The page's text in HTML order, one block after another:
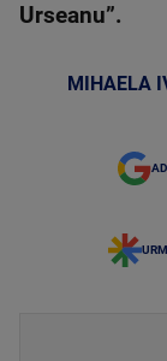
Urseanu”.
MIHAELA